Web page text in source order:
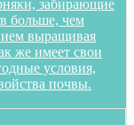
забирающие
больше, чем
выращивая
же имеет свои
условия,
почвы.